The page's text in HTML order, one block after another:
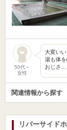
50代～
女性
大変い
湯も体
おじさ…
関連情報から探す
リバーサイド